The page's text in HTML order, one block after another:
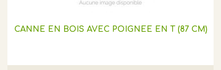
CANNE EN BOIS AVEC POIGNEE EN T (87 CM)